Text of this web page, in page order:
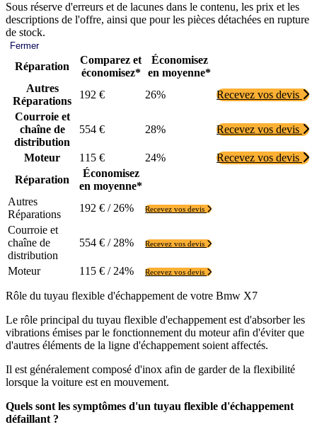
Sous réserve d'erreurs et de lacunes dans le contenu, les prix et les
descriptions de l'offre, ainsi que pour les pièces détachées en rupture
de stock.
Fermer
Réparation
Comparez et
économisez*
Économisez
en moyenne*
Autres
Réparations
192 € 26%
Recevez vos devis
Courroie et
chaîne de
distribution
554 € 28% Recevez vos devis
Moteur 115 € 24%
Recevez vos devis
Réparation
Économisez
en moyenne*
Autres
Réparations
192 € / 26% Recevez vos devis
Courroie et
chaîne de
distribution
554 € / 28% Recevez vos devis
Moteur 115 € / 24% Recevez vos devis
Rôle du tuyau flexible d'échappement de votre Bmw X7
Le rôle principal du tuyau flexible d'echappement est d'absorber les
vibrations émises par le fonctionnement du moteur afin d'éviter que
d'autres éléments de la ligne d'échappement soient affectés.
Il est généralement composé d'inox afin de garder de la flexibilité
lorsque la voiture est en mouvement.
Quels sont les symptômes d'un tuyau flexible d'échappement
défaillant ?